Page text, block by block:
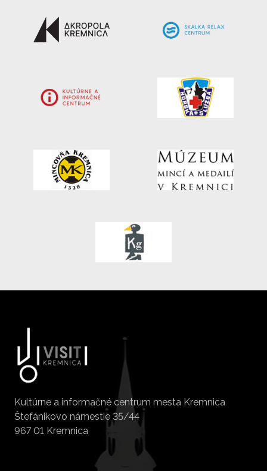
Kultúrne a informačné centrum mesta Kremnica
Štefánikovo námestie 35/44
967 01 Kremnica